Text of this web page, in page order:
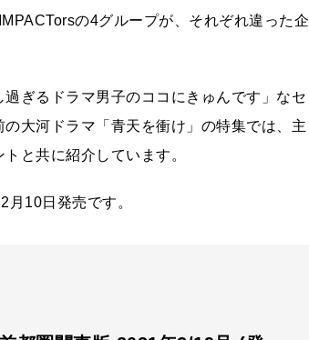
の4グループが、それぞれ違った企
ぎるドラマ男子のココにきゅんです」なセ
大河ドラマ「青天を衝け」の特集では、主
と共に紹介しています。
10日発売です。